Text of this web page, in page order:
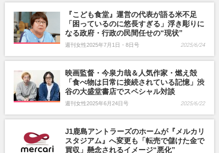
『こども食堂』運営の代表が語る米不足
「困っているのに悠長すぎる」浮き彫りに
なる政府・行政の民間任せの“現状”
週刊女性2025年7月1日・8日号 2025/6/24
映画監督・今泉力哉＆人気作家・燃え殻
「食べ物は日常に接続されている記憶」渋
谷の大盛堂書店でスペシャル対談
週刊女性2025年6月24日号 2025/6/22
J1鹿島アントラーズのホームが『メルカリ
スタジアム』へ変更も「転売で儲けた金で
買収」懸念されるイメージ“悪化”